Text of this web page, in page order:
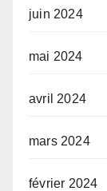
juin 2024
mai 2024
avril 2024
mars 2024
février 2024